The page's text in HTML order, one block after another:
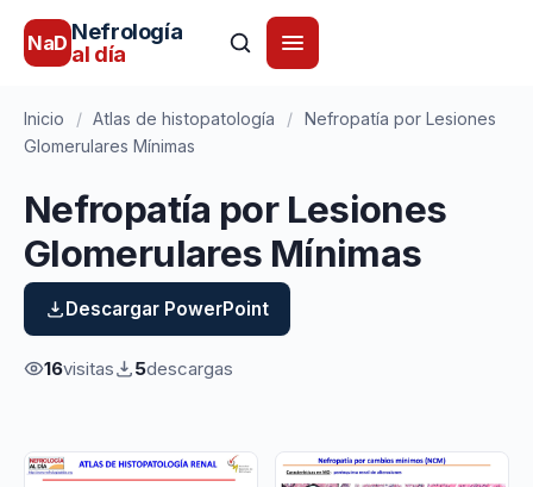
NaD Nefrología
al día
Inicio / Atlas de histopatología / Nefropatía por Lesiones
Glomerulares Mínimas
Nefropatía por Lesiones
Glomerulares Mínimas
Descargar PowerPoint
16visitas 5descargas